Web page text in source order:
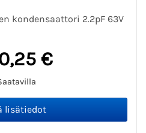
kondensaattori 2.2pF 63V
€